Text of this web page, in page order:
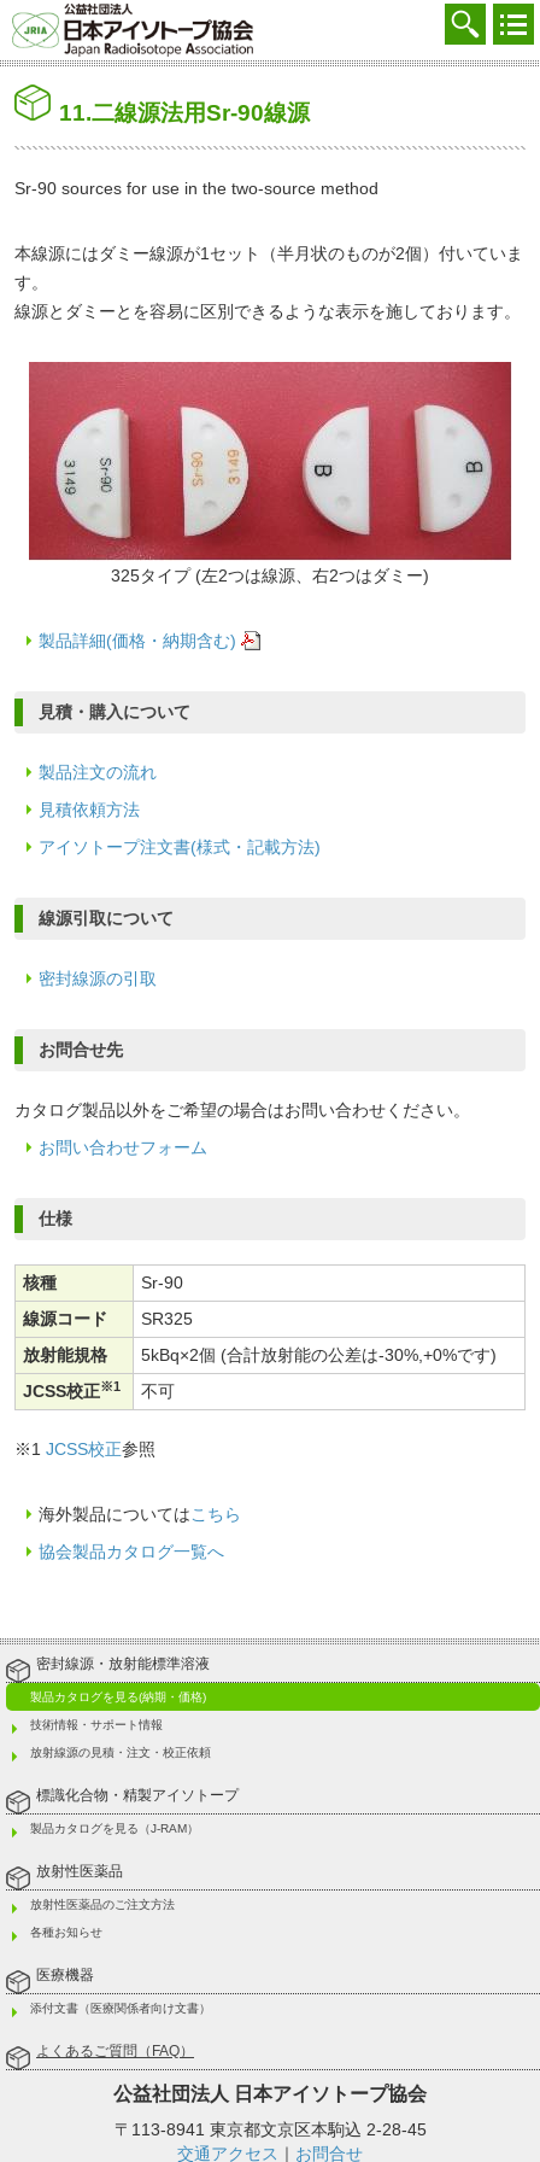
協会を知る
廃棄する
採用
お問合せ
11.二線源法用Sr-90線源
Sr-90 sources for use in the two-source method
本線源にはダミー線源が1セット（半月状のものが2個）付いていま
す。
線源とダミーとを容易に区別できるような表示を施しております。
325タイプ (左2つは線源、右2つはダミー)
製品詳細(価格・納期含む)
見積・購入について
製品注文の流れ
見積依頼方法
アイソトープ注文書(様式・記載方法)
線源引取について
密封線源の引取
お問合せ先
カタログ製品以外をご希望の場合はお問い合わせください。
お問い合わせフォーム
仕様
核種
Sr-90
線源コード
SR325
放射能規格
5kBq×2個 (合計放射能の公差は-30%,+0%です)
JCSS校正※1 不可
※1 JCSS校正参照
海外製品についてはこちら
協会製品カタログ一覧へ
密封線源・放射能標準溶液
製品カタログを見る(納期・価格)
技術情報・サポート情報
放射線源の見積・注文・校正依頼
標識化合物・精製アイソトープ
製品カタログを見る（J-RAM）
放射性医薬品
放射性医薬品のご注文方法
各種お知らせ
医療機器
添付文書（医療関係者向け文書）
よくあるご質問（FAQ）
公益社団法人 日本アイソトープ協会
〒113-8941 東京都文京区本駒込 2-28-45
交通アクセス ｜ お問合せ